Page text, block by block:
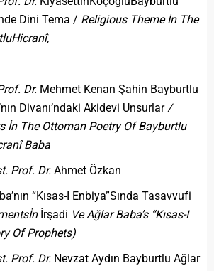
Dini Tema / Religious Theme İn The
Hicranî,
Dr. Mehmet Kenan Şahin Bayburtlu
Divanı’ndaki Akidevi Unsurlar/
İn The Ottoman Poetry Of Bayburtlu
Baba
Prof. Dr. Ahmet Özkan
“Kısas-I Enbiya”Sında Tasavvufi
İn İrşadi Ve Ağlar Baba’s “Kısas-I
Of Prophets)
Prof. Dr. Nevzat Aydın Bayburtlu Ağlar